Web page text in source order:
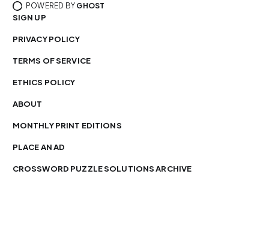
POWERED BY GHOST
SIGN UP
PRIVACY POLICY
TERMS OF SERVICE
ETHICS POLICY
ABOUT
MONTHLY PRINT EDITIONS
PLACE AN AD
CROSSWORD PUZZLE SOLUTIONS ARCHIVE